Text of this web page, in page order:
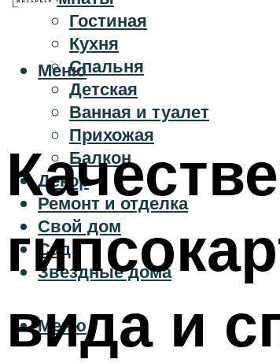
Гостиная
Кухня
Спальня
Детская
Ванная и туалет
Прихожая
Балкон
Декор
Ремонт и отделка
Свой дом
Сад
Звездные дома
Меню
Меню
вида и